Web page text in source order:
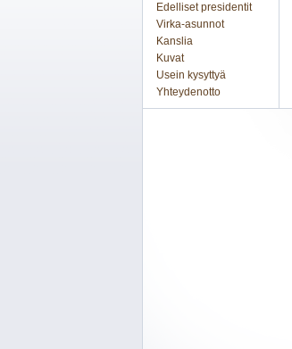
Edelliset presidentit
Virka-asunnot
Kanslia
Kuvat
Usein kysyttyä
Yhteydenotto